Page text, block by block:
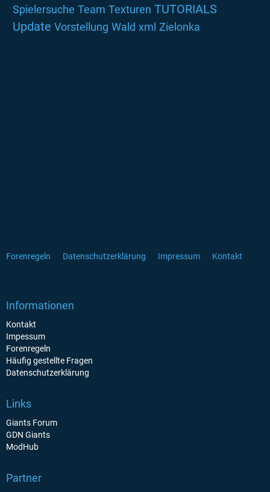
Spielersuche Team Texturen TUTORIALS
Update Vorstellung Wald xml Zielonka
Forenregeln Datenschutzerklärung Impressum Kontakt
Informationen
Kontakt
Impessum
Forenregeln
Häufig gestellte Fragen
Datenschutzerklärung
Links
Giants Forum
GDN Giants
ModHub
Partner